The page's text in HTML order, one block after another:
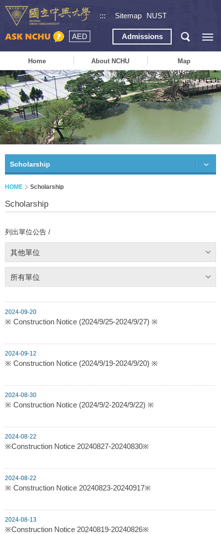
::: Sitemap NUST
AED Admissions
Home About NCHU Map
Scholarship
HOME Scholarship
Scholarship
列出單位公告 /
其他單位
所有單位
2024-09-20
※ Construction Notice (2024/9/25-2024/9/27) ※
2024-09-12
※ Construction Notice (2024/9/19-2024/9/20) ※
2024-08-30
※ Construction Notice (2024/9/2-2024/9/22) ※
2024-08-22
※Construction Notice 20240827-20240830※
2024-08-22
※ Construction Notice 20240823-20240917※
2024-08-13
※Construction Notice 20240819-20240826※